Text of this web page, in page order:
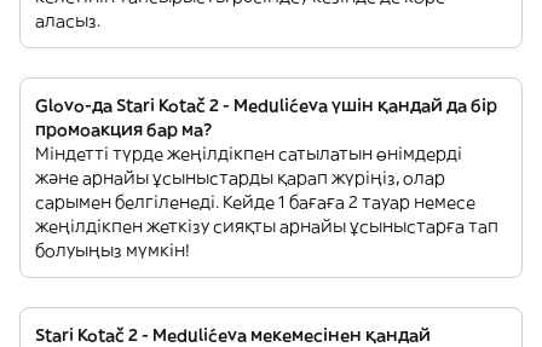
аласыз.
Glovo-да Stari Kotač 2 - Medulićeva үшін қандай да бір
промоакция бар ма?
Міндетті түрде жеңілдікпен сатылатын өнімдерді
және арнайы ұсыныстарды қарап жүріңіз, олар
сарымен белгіленеді. Кейде 1 бағаға 2 тауар немесе
жеңілдікпен жеткізу сияқты арнайы ұсыныстарға тап
болуыңыз мүмкін!
Stari Kotač 2 - Medulićeva мекемесінен қандай